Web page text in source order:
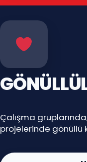
Çalışma
projelerinde gönüllü